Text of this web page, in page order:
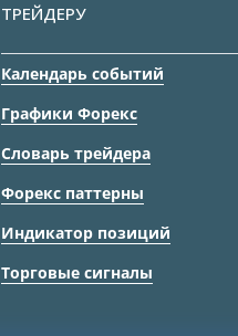
ТРЕЙДЕРУ
Календарь событий
Графики Форекс
Словарь трейдера
Форекс паттерны
Индикатор позиций
Торговые сигналы